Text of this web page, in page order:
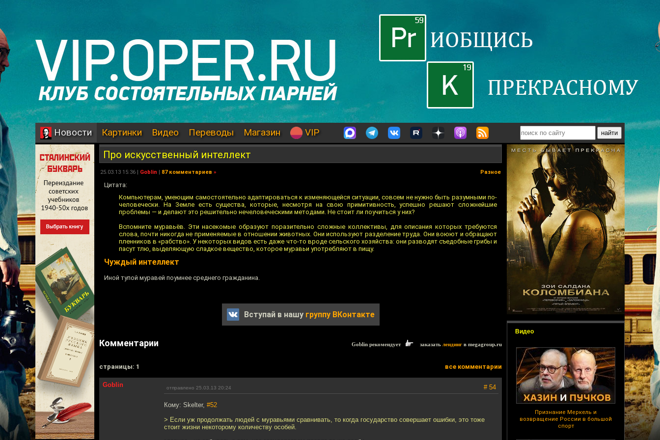
Новости Картинки Видео Переводы Магазин VIP
Видео
Признание Меркель и
возвращение России в большой
спорт
Про искусственный интеллект
25.03.13 15:36 | Goblin | 87 комментариев » Разное
Цитата:
Компьютерам, умеющим самостоятельно адаптироваться к изменяющейся ситуации, совсем не нужно быть разумными по-
человечески. На Земле есть существа, которые, несмотря на свою примитивность, успешно решают сложнейшие
проблемы — и делают это решительно нечеловеческими методами. Не стоит ли поучиться у них?
Вспомните муравьёв. Эти насекомые образуют поразительно сложные коллективы, для описания которых требуются
слова, почти никогда не применяемые в отношении животных. Они используют разделение труда. Они воюют и обращают
пленников в «рабство». У некоторых видов есть даже что-то вроде сельского хозяйства: они разводят съедобные грибы и
пасут тлю, выделяющую сладкое вещество, которое муравьи употребляют в пищу.
Чуждый интеллект
Иной тупой муравей поумнее среднего гражданина.
Вступай в нашу группу ВКонтакте
Комментарии Goblin рекомендует заказать лендинг в megagroup.ru
cтраницы: 1 все комментарии
Goblin отправлено 25.03.13 20:24 # 54
Кому: Skelter, #52
> Если уж продолжать людей с муравьями сравнивать, то когда государство совершает ошибки, это тоже
стоит жизни некоторому количеству особей.